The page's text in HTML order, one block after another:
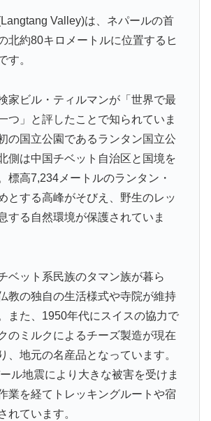
Valley)は、ネパールの首
北約80キロメートルに位置するヒ
す。
家ビル・ティルマンが「世界で最
つ」と評したことで知られていま
の国立公園であるランタン国立公
側は中国チベット自治区と国境を
標高7,234メートルのランタン・
とする高峰がそびえ、野生のレッ
する自然環境が保護されていま
ベット系民族のタマン族が暮ら
教の独自の生活様式や寺院が維持
また、1950年代にスイスの協力で
のミルクによるチーズ製造が現在
、地元の名産品となっています。
ル地震により大きな被害を受けま
業を経てトレッキングルートや宿
れています。